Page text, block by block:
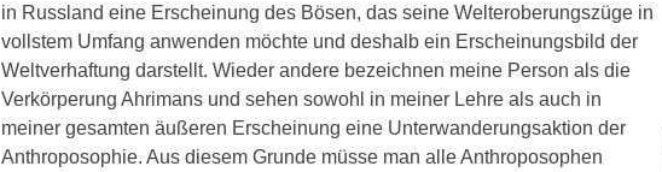
in Russland eine Erscheinung des Bösen, das seine Welteroberungszüge in
vollstem Umfang anwenden möchte und deshalb ein Erscheinungsbild der
Weltverhaftung darstellt. Wieder andere bezeichnen meine Person als die
Verkörperung Ahrimans und sehen sowohl in meiner Lehre als auch in
meiner gesamten äußeren Erscheinung eine Unterwanderungsaktion der
Anthroposophie. Aus diesem Grunde müsse man alle Anthroposophen